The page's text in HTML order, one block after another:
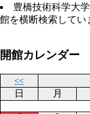
豊橋技術科学大
館を横断検索してい
開館カレンダー
<<
日 月